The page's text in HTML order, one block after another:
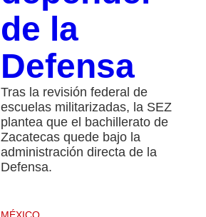
de la
Defensa
Tras la revisión federal de
escuelas militarizadas, la SEZ
plantea que el bachillerato de
Zacatecas quede bajo la
administración directa de la
Defensa.